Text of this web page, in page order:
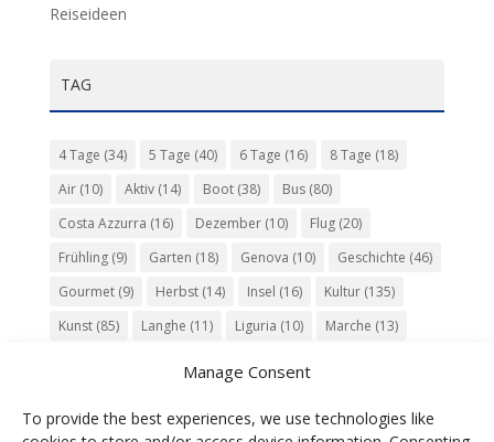
Manage Consent
To provide the best experiences, we use technologies like
Reiseideen
TAG
4 Tage (34) 5 Tage (40) 6 Tage (16) 8 Tage (18)
Air(10) Aktiv(14) Boot(38) Bus(80)
Costa Azzurra (16) Dezember(10) Flug(20)
Frühling(9) Garten (18) Genova (10) Geschichte (46)
Gourmet(9) Herbst(14) Insel (16) Kultur(135)
Kunst(85) Langhe (11) Liguria (10) Marche (13)
Piemonte(15) Puglia(12) Religion(22) Roma(47)